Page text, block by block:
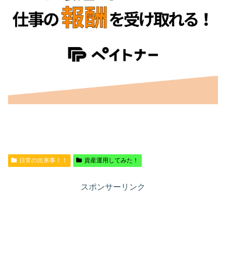
日常の出来事！！ 資産運用してみた！
スポンサーリンク